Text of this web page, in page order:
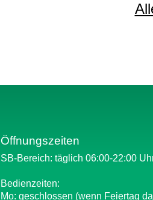
Öffnungszeiten
SB-Bereich: täglich 06:00-22:00
Bedienzeiten:
Mo: geschlossen (wenn Feiertag